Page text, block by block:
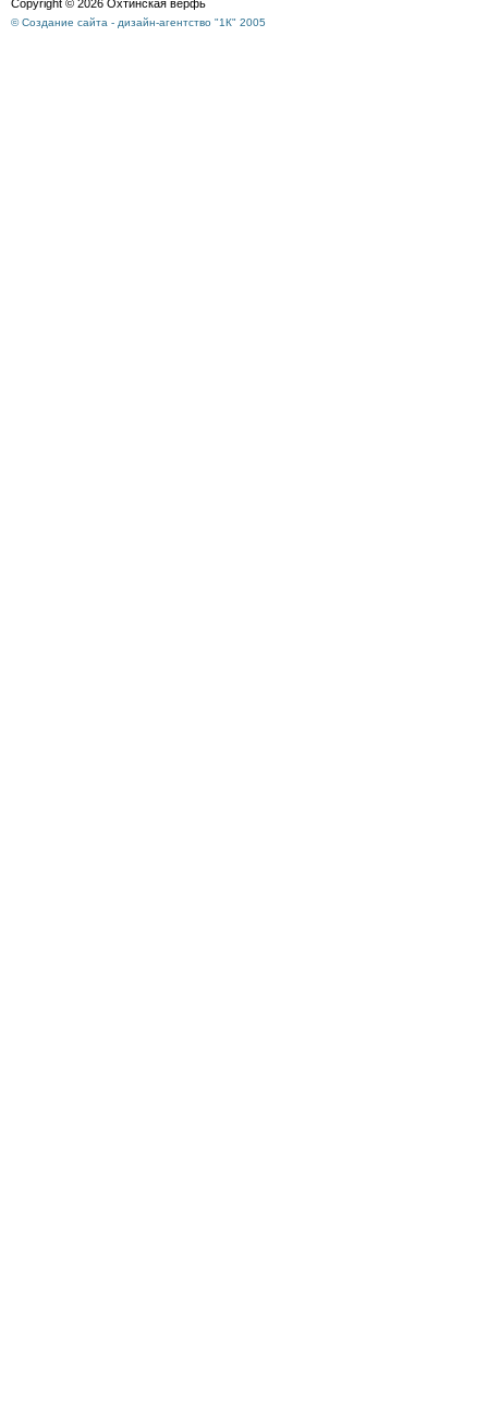
Copyright © 2026 Охтинская верфь
© Создание сайта - дизайн-агентство "1К" 2005